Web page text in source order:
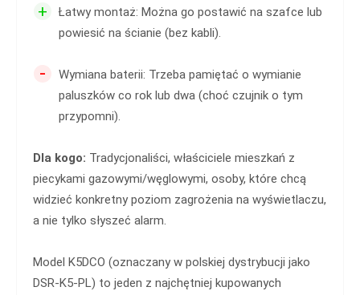
+
Łatwy montaż: Można go postawić na szafce lub
powiesić na ścianie (bez kabli).
-
Wymiana baterii: Trzeba pamiętać o wymianie
paluszków co rok lub dwa (choć czujnik o tym
przypomni).
Dla kogo: Tradycjonaliści, właściciele mieszkań z
piecykami gazowymi/węglowymi, osoby, które chcą
widzieć konkretny poziom zagrożenia na wyświetlaczu,
a nie tylko słyszeć alarm.
Model K5DCO (oznaczany w polskiej dystrybucji jako
DSR-K5-PL) to jeden z najchętniej kupowanych